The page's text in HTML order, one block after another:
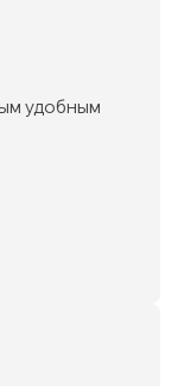
удобным